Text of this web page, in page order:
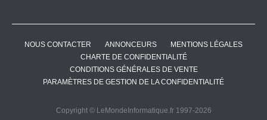
NOUS CONTACTER ANNONCEURS
MENTIONS LÉGALES
CHARTE DE CONFIDENTIALITÉ
CONDITIONS GÉNÉRALES DE VENTE
PARAMÈTRES DE GESTION DE LA CONFIDENTIALITÉ
Copyright © LeMondeInformatique.fr 1997-2026